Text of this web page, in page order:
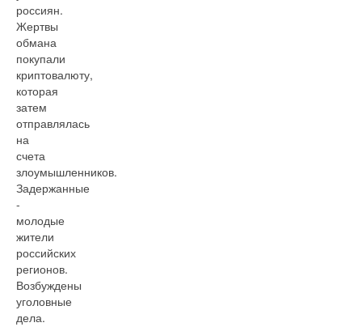
россиян.
Жертвы
обмана
покупали
криптовалюту,
которая
затем
отправлялась
на
счета
злоумышленников.
Задержанные
-
молодые
жители
российских
регионов.
Возбуждены
уголовные
дела.